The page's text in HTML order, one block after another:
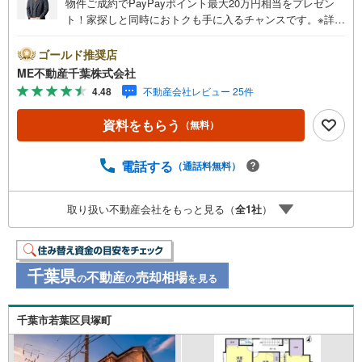
ト！家探しと同時におトクも手に入るチャンスです。※詳し
送迎無料！頭金なし・銀行比較＆相談可！ テレビで紹介さ
れた『やどかリッチ』使えます！豊かに過ごすには『イン
テリア』家具や家電と『エクステリア』カーポートや楽し
める庭、この充実度で変わってきます。これらを一括で購
入でき、その代金を住宅ローンに組み込むことが可能なサ
ービス、それがやどかリッチです。 頭金0円でもOK！（諸
の？疾病ってなに？ローン組めるかな？」わからないこと
ーンの組み方、知らないと損する税金のこと等トータルで
サポート致します！
ゴールド推奨店
ME不動産千葉株式会社
4.48 不動産会社レビュー 25件
資料をもらう （無料）
電話する （通話料無料）
取り扱い不動産会社をもっと見る（全1社）
千葉県の不動産の売却相場を見る
千葉市若葉区貝塚町